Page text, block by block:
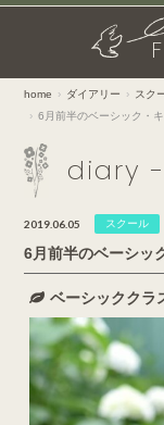
F
home ダイアリー
スク
6月前半のベーシック・
diary
2019.06.05 スクール
6月前半のベーシッ
ベーシッククラ